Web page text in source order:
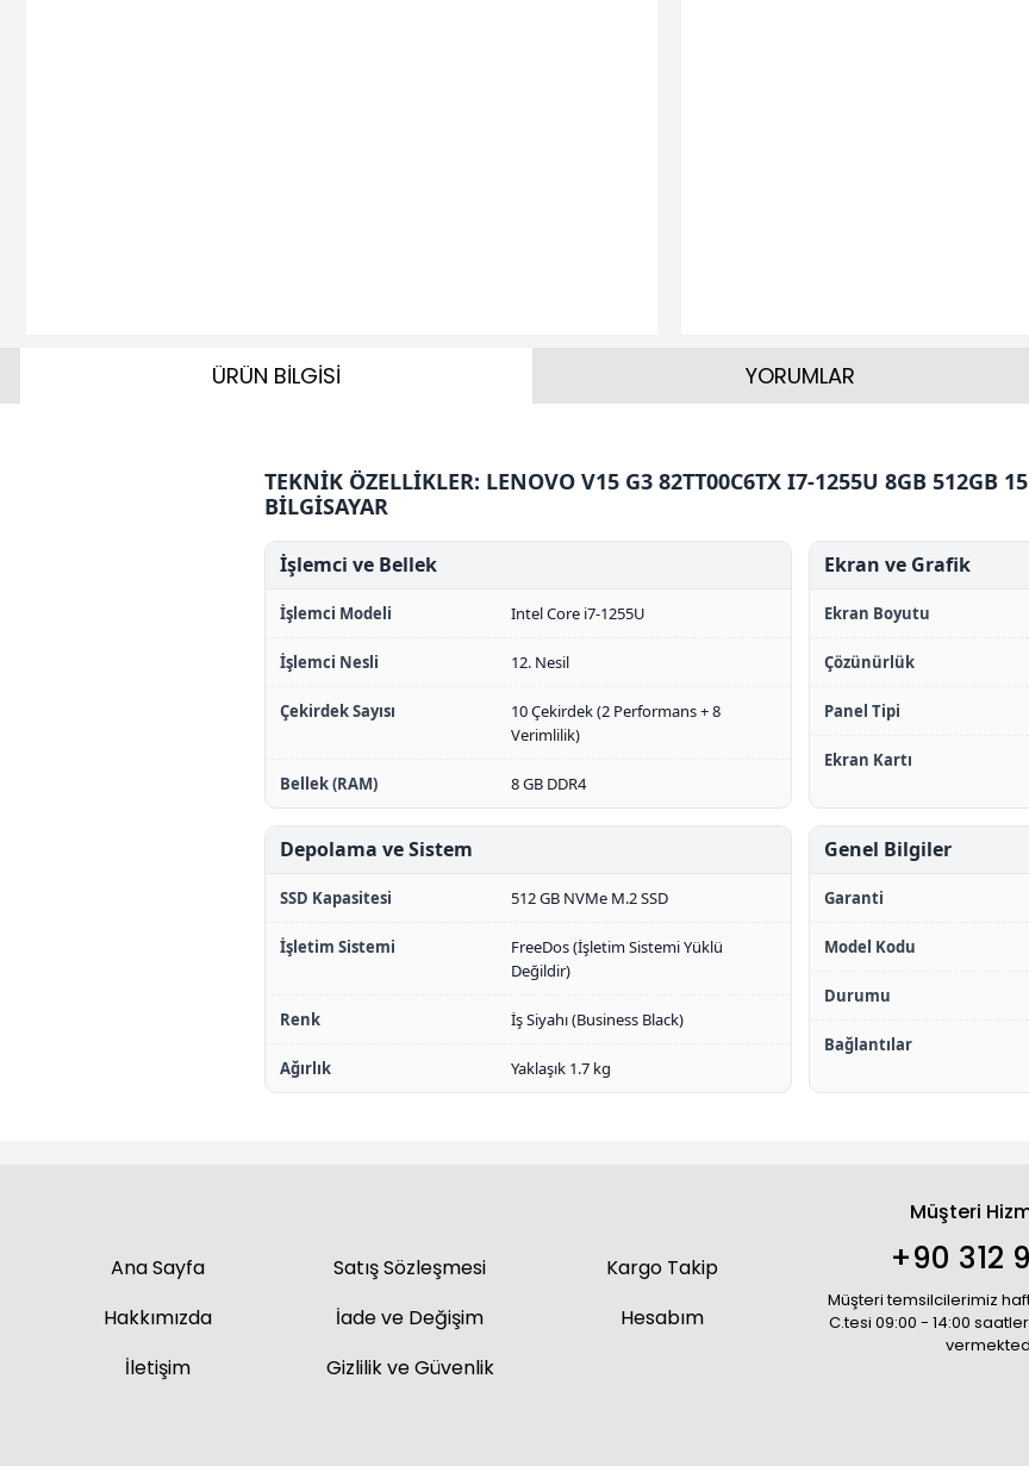
ÜRÜN BİLGİSİ
TEKNİK ÖZELLİKLER: LENOVO V15 G3 82TT00C6TX I7-1255U 8GB 512GB
BİLGİSAYAR
İşlemci ve Bellek
İşlemci Modeli Intel Core i7-1255U
İşlemci Nesli 12. Nesil
Çekirdek Sayısı
10 Çekirdek (2 Performans + 8
Verimlilik)
Bellek (RAM) 8 GB DDR4
Ekran ve Grafik
Ekran Boyutu
Çözünürlük
Panel Tipi
Ekran Kartı
Depolama ve Sistem
SSD Kapasitesi 512 GB NVMe M.2 SSD
İşletim Sistemi
FreeDos (İşletim Sistemi Yüklü
Değildir)
Renk İş Siyahı (Business Black)
Ağırlık Yaklaşık 1.7 kg
Genel Bilgiler
Garanti
Model Kodu
Durumu
Bağlantılar
YORUMLAR
Ana Sayfa
Hakkımızda
İletişim
Satış Sözleşmesi
İade ve Değişim
Gizlilik ve Güvenlik
Kargo Takip
Hesabım
Müşteri
+90 312
Müşteri temsilcilerimiz
C.tesi 09:00 - 14:00